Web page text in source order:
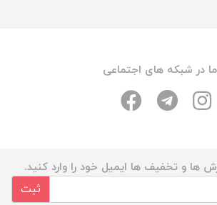
ما در شبکه های اجتماعی
ها و تخفیف ها ایمیل خود را وارد کنید.
ثبت